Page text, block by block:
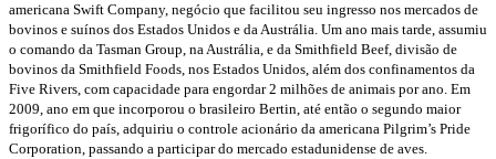
americana Swift Company, negócio que facilitou seu ingresso nos mercados de
bovinos e suínos dos Estados Unidos e da Austrália. Um ano mais tarde, assumiu
o comando da Tasman Group, na Austrália, e da Smithfield Beef, divisão de
bovinos da Smithfield Foods, nos Estados Unidos, além dos confinamentos da
Five Rivers, com capacidade para engordar 2 milhões de animais por ano. Em
2009, ano em que incorporou o brasileiro Bertin, até então o segundo maior
frigorífico do país, adquiriu o controle acionário da americana Pilgrim’s Pride
Corporation, passando a participar do mercado estadunidense de aves.